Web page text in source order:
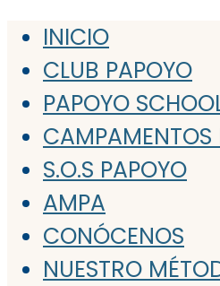
INICIO
CLUB PAPOYO
PAPOYO
CAMPAMENTOS
S.O.S PAPOYO
AMPA
CONÓCENOS
NUESTRO